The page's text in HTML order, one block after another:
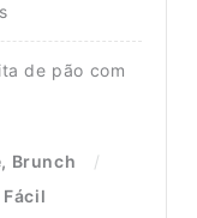
de pão com
Brunch
Fácil